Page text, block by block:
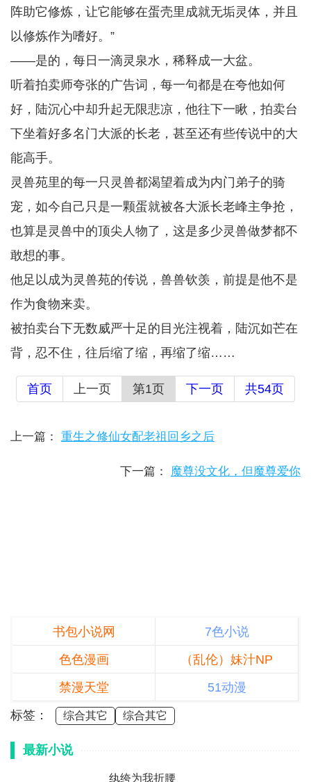
阵助它修炼，让它能够在蛋壳里成就无垢灵体，并且
以修炼作为嗜好。”
——是的，每日一滴灵泉水，稀释成一大盆。
听着拍卖师夸张的广告词，每一句都是在夸他如何
好，陆沉心中却升起无限悲凉，他往下一瞅，拍卖台
下坐着好多名门大派的长老，甚至还有些传说中的大
能高手。
灵兽苑里的每一只灵兽都渴望着成为内门弟子的骑
宠，如今自己只是一颗蛋就被各大派长老峰主争抢，
也算是灵兽中的顶尖人物了，这是多少灵兽做梦都不
敢想的事。
他足以成为灵兽苑的传说，兽兽钦羡，前提是他不是
作为食物来卖。
被拍卖台下无数威严十足的目光注视着，陆沉如芒在
背，忍不住，往后缩了缩，再缩了缩……
首页 上一页 第1页 下一页 共54页
上一篇： 重生之修仙女配老祖回乡之后
下一篇： 魔尊没文化，但魔尊爱你
书包小说网
7色小说
色色漫画
（乱伦）妹汁NP
禁漫天堂
51动漫
标签：
综合其它 综合其它
最新小说
纨绔为我折腰